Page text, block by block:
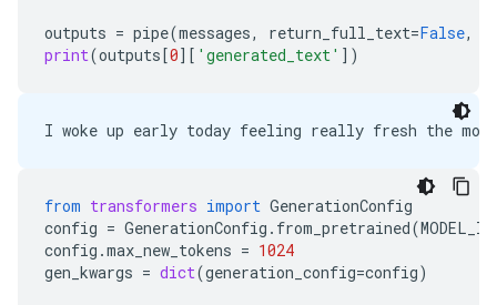
outputs = pipe(messages, return_full_text=False,
print(outputs[0][ 'generated_text' ])
from transformers import GenerationConfig
config = GenerationConfig . from_pretrained(MODEL_ID
config .max_new_tokens = 1024
gen_kwargs = dict(generation_config=config)